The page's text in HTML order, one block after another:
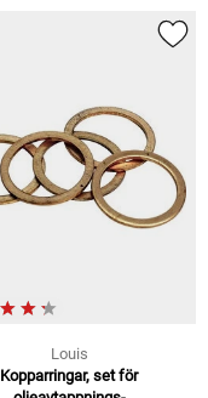
Louis
Kopparringar, set för